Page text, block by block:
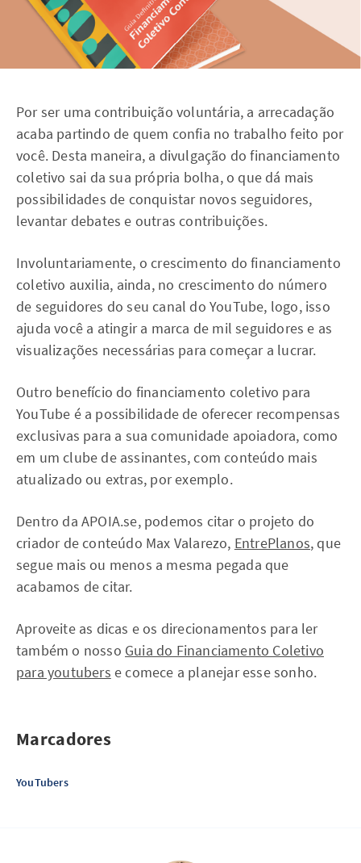
Por ser uma contribuição voluntária, a arrecadação
acaba partindo de quem confia no trabalho feito por
você. Desta maneira, a divulgação do financiamento
coletivo sai da sua própria bolha, o que dá mais
possibilidades de conquistar novos seguidores,
levantar debates e outras contribuições.
Involuntariamente, o crescimento do financiamento
coletivo auxilia, ainda, no crescimento do número
de seguidores do seu canal do YouTube, logo, isso
ajuda você a atingir a marca de mil seguidores e as
visualizações necessárias para começar a lucrar.
Outro benefício do financiamento coletivo para
YouTube é a possibilidade de oferecer recompensas
exclusivas para a sua comunidade apoiadora, como
em um clube de assinantes, com conteúdo mais
atualizado ou extras, por exemplo.
Dentro da APOIA.se, podemos citar o projeto do
criador de conteúdo Max Valarezo, EntrePlanos, que
segue mais ou menos a mesma pegada que
acabamos de citar.
Aproveite as dicas e os direcionamentos para ler
também o nosso Guia do Financiamento Coletivo
para youtubers e comece a planejar esse sonho.
Marcadores
YouTubers